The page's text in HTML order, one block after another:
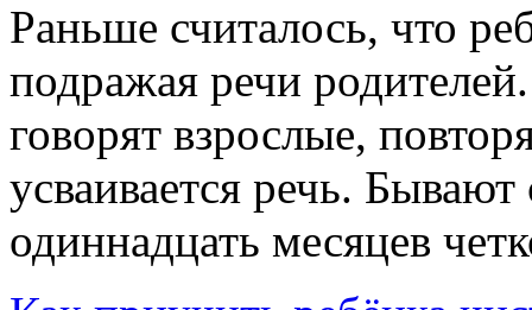
Раньше считалось, что
подражая речи
говорят взрослые,
усваивается речь.
одиннадцать месяцев